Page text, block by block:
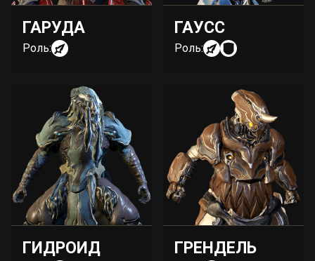
ГАРУДА
Роль:
ГАУСС
Роль:
ГИДРОИД ГРЕНДЕЛЬ